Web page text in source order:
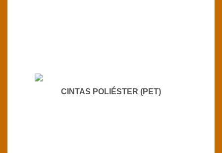
CINTAS POLIÉSTER (PET)